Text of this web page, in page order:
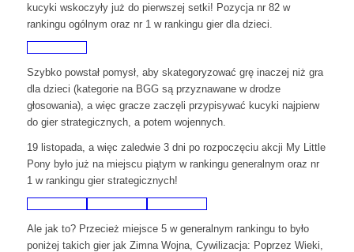
kucyki wskoczyły już do pierwszej setki! Pozycja nr 82 w
rankingu ogólnym oraz nr 1 w rankingu gier dla dzieci.
Szybko powstał pomysł, aby skategoryzować grę inaczej niż gra
dla dzieci (kategorie na BGG są przyznawane w drodze
głosowania), a więc gracze zaczęli przypisywać kucyki najpierw
do gier strategicznych, a potem wojennych.
19 listopada, a więc zaledwie 3 dni po rozpoczęciu akcji My Little
Pony było już na miejscu piątym w rankingu generalnym oraz nr
1 w rankingu gier strategicznych!
Ale jak to? Przecież miejsce 5 w generalnym rankingu to było
poniżej takich gier jak Zimna Wojna, Cywilizacja: Poprzez Wieki,